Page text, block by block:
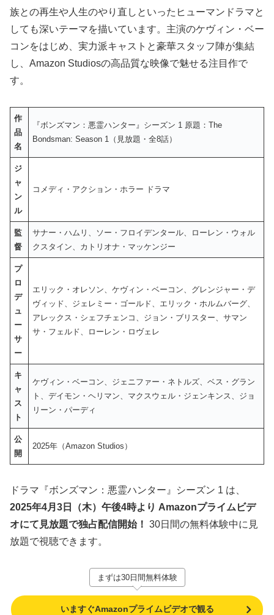
族との再生や人生のやり直しといったヒューマンドラマと
しても深いテーマを描いています。主演のケヴィン・ベー
コンをはじめ、実力派キャストと豪華スタッフ陣が集結
し、Amazon Studiosの高品質な映像で魅せる注目作で
す。
作
品
名
『ボンズマン：悪霊ハンター』シーズン 1 原題：The
Bondsman: Season 1（見放題・全8話）
ジ
ャ
ン
ル
コメディ・アクション・ホラー ドラマ
監
督
サナー・ハムリ、ソー・フロイデンタール、ローレン・ウォル
クスタイン、カトリオナ・マッケンジー
プ
ロ
デ
ュ
ー
サ
ー
エリック・オレソン、ケヴィン・ベーコン、グレンジャー・デ
ヴィッド、ジェレミー・ゴールド、エリック・ホルムバーグ、
アレックス・シェフチェンコ、ジョン・ブリスター、サマン
サ・フェルド、ローレン・ロヴェレ
キ
ャ
ス
ト
ケヴィン・ベーコン、ジェニファー・ネトルズ、ベス・グラン
ト、デイモン・ヘリマン、マクスウェル・ジェンキンス、ジョ
リーン・パーディ
公
開
2025年（Amazon Studios）
ドラマ『ボンズマン：悪霊ハンター』シーズン 1 は、
2025年4月3日（木）午後4時より Amazonプライムビデ
オにて見放題で独占配信開始！ 30日間の無料体験中に見
放題で視聴できます。
まずは30日間無料体験
いますぐAmazonプライムビデオで観る